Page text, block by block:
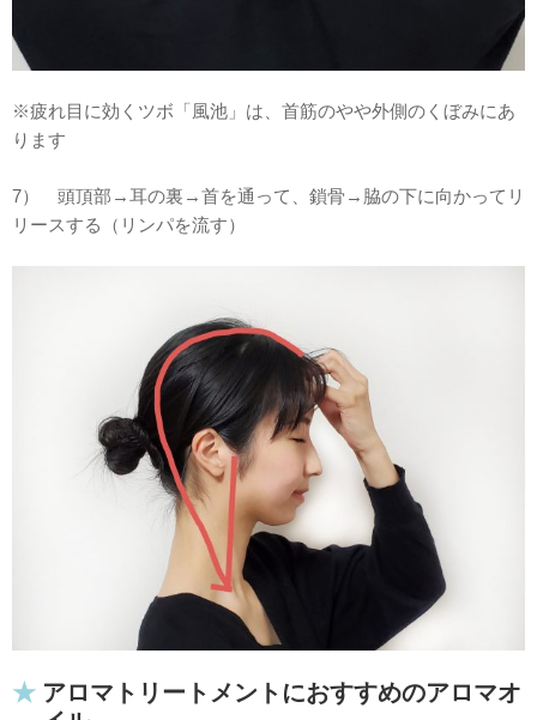
※疲れ目に効くツボ「風池」は、首筋のやや外側のくぼみにあ
ります
7） 頭頂部→耳の裏→首を通って、鎖骨→脇の下に向かってリ
リースする（リンパを流す）
アロマトリートメントにおすすめのアロマオ